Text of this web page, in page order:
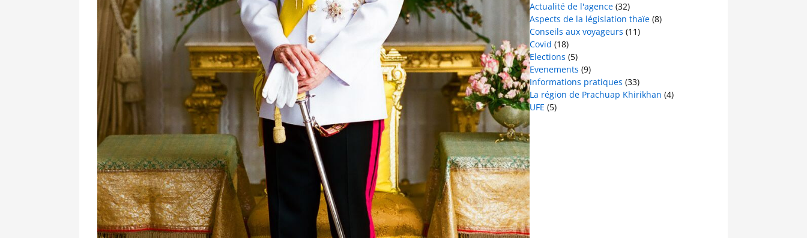
Actualité de l'agence (32)
Aspects de la législation thaïe (8)
Conseils aux voyageurs (11)
Covid (18)
Elections (5)
Evenements (9)
Informations pratiques (33)
La région de Prachuap Khirikhan (4)
UFE (5)